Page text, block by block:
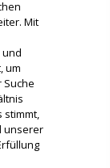
Mit
um
stimmt,
unserer